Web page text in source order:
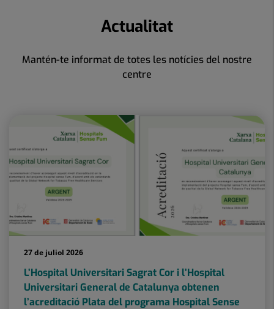
Actualitat
Mantén-te informat de totes les notícies del nostre
centre
27 de juliol 2026
L’Hospital Universitari Sagrat Cor i l’Hospital
Universitari General de Catalunya obtenen
l’acreditació Plata del programa Hospital Sense